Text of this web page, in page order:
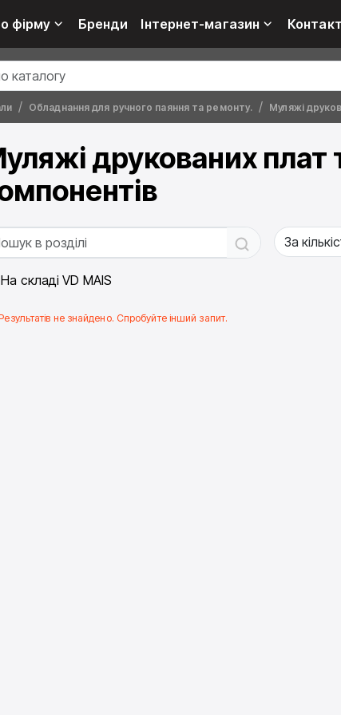
фірму Бренди Інтернет-магазин
Обладнання для ручного паяння та ремонту. Муляжі
друкованих плат
На складі VD MAIS
не знайдено. Спробуйте інший запит.